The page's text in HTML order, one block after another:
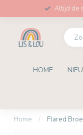
Altijd de
HOME
Home / Flared